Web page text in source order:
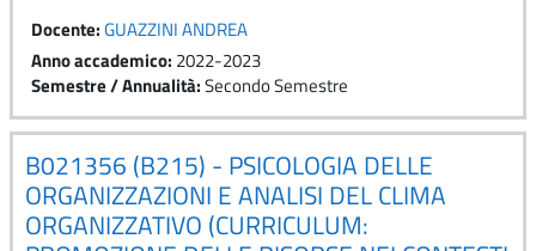
Docente:GUAZZINI ANDREA
Anno accademico: 2022-2023
Semestre / Annualità:Secondo Semestre
B021356 (B215) - PSICOLOGIA DELLE
ORGANIZZAZIONI E ANALISI DEL CLIMA
ORGANIZZATIVO (CURRICULUM: